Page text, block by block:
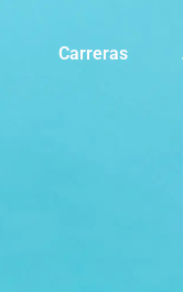
Carreras